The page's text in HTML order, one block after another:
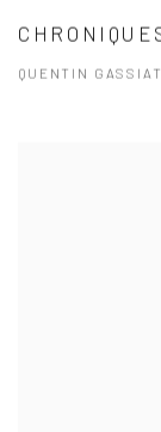
QUENTIN GASSIAT